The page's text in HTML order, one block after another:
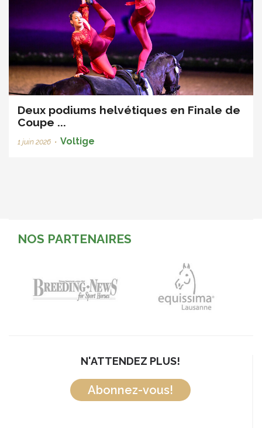
Deux podiums helvétiques en Finale de
Coupe ...
1 juin 2026 • Voltige
NOS PARTENAIRES
N'ATTENDEZ PLUS!
Abonnez-vous!